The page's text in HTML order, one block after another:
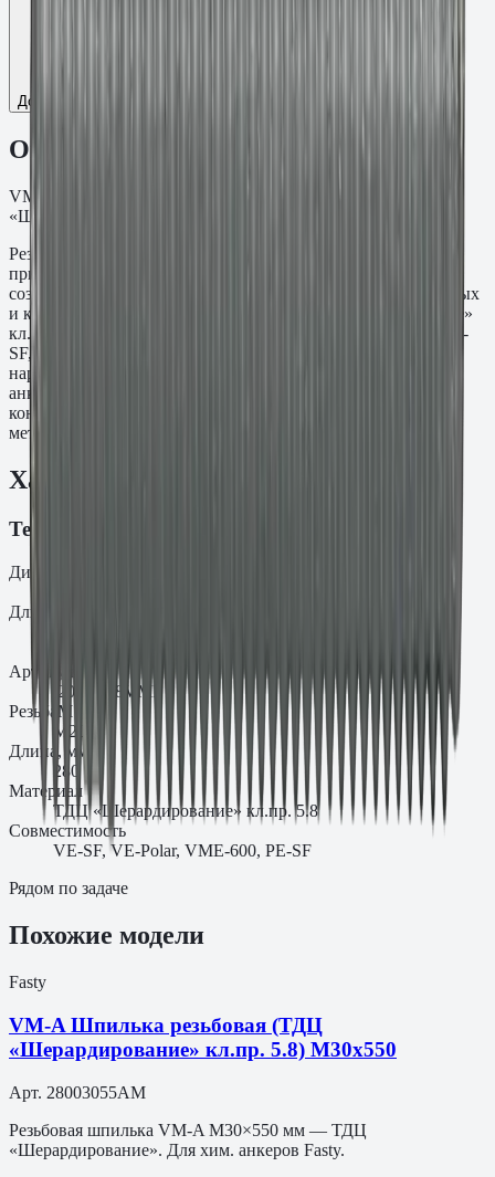
Добавить к сравнению
Описание
VM-A Шпилька резьба M20, L=280 мм. ТДЦ
«Шерардирование» кл.пр. 5.8.
Резьбовая шпилька VM-A M20×280 мм предназначена для
применения с химическими анкерными составами при
создании резьбовых точек крепления в бетонных, кирпичных
и каменных основаниях. Материал: ТДЦ «Шерардирование»
кл.пр. 5.8. Устанавливается совместно с составами Fasty VE-
SF, VE-Polar, VME-600 и PE-SF. При необходимости
нарезается по месту под нужную длину. Используется для
анкеровки закладных деталей, стоек, ограждений и
конструктивных узлов там, где требуется стандартный
метрический шаг резьбы без заводской головки.
Характеристики
Технические характеристики
Диаметр
Длина
Артикул
.20.28088VMF
Резьба M
M20
Длина, мм
280
Материал
ТДЦ «Шерардирование» кл.пр. 5.8
Совместимость
VE-SF, VE-Polar, VME-600, PE-SF
Рядом по задаче
Похожие модели
Fasty
VM-A Шпилька резьбовая (ТДЦ
«Шерардирование» кл.пр. 5.8) M30х550
Арт. 28003055AM
Резьбовая шпилька VM-A M30×550 мм — ТДЦ
«Шерардирование». Для хим. анкеров Fasty.